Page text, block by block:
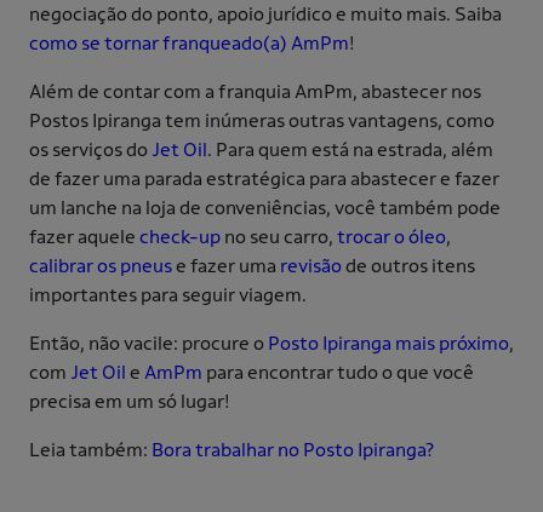
negociação do ponto, apoio jurídico e muito mais. Saiba
como se tornar franqueado(a) AmPm!
Além de contar com a franquia AmPm, abastecer nos
Postos Ipiranga tem inúmeras outras vantagens, como
os serviços do Jet Oil. Para quem está na estrada, além
de fazer uma parada estratégica para abastecer e fazer
um lanche na loja de conveniências, você também pode
fazer aquele check-up no seu carro, trocar o óleo,
calibrar os pneuse fazer uma revisãode outros itens
importantes para seguir viagem.
Então, não vacile: procure o Posto Ipiranga mais próximo,
com Jet Oil e AmPm para encontrar tudo o que você
precisa em um só lugar!
Leia também: Bora trabalhar no Posto Ipiranga?